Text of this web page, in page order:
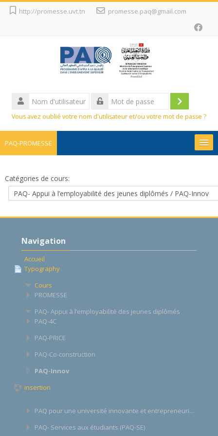
Passer
http://promesse.uvt.tn promesse.paq@gmail.com
Nom
d'utilisateur
Mot
passe
Connexion
Vous avez oublié votre nom d'utilisateur et/ou votre mot de passe ?
PAQ-PROMESSE
Projets
Appels en cours
Français ‎(fr)‎
Catégories de cours:
Navigation
Accueil
Typography
Cours
PROMESSE
PAQ- Appui à l’employabilité des jeunes diplômés
PAQ-4C
PAQ-PRICE
PAQ-Co-construction
PAQ-Innov
insertion
PAQ pour une université innovante et entrepreneuri...
PAQ- Services aux étudiants (PAQ-SE)